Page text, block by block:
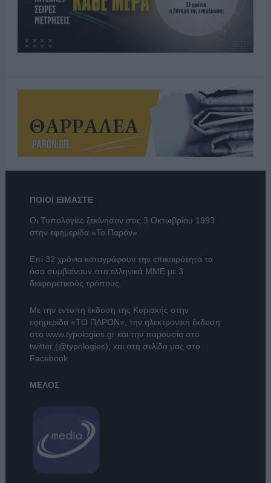
ΠΟΙΟΙ ΕΙΜΑΣΤΕ
Οι Τυπολογίες ξεκίνησαν στις 3 Οκτωβρίου 1993
στην εφημερίδα «Το Παρόν».
Επί 32 χρόνια καταγράφουν την επικαιρότητα τα
όσα συμβαίνουν στα ελληνικά ΜΜΕ με 3
διαφορετικούς τρόπους.
Με την έντυπη έκδοση της Κυριακής στην
εφημερίδα «ΤΟ ΠΑΡΟΝ» , την ηλεκτρονική έκδοση
στο www.typologies.grκαι την παρουσία στο
twitter (@typologies) , και στη σελίδα μας στο
Facebook
ΜΕΛΟΣ